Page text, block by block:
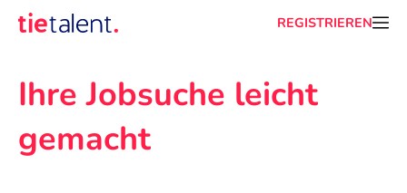
REGISTRIEREN
Ihre Jobsuche leicht
gemacht